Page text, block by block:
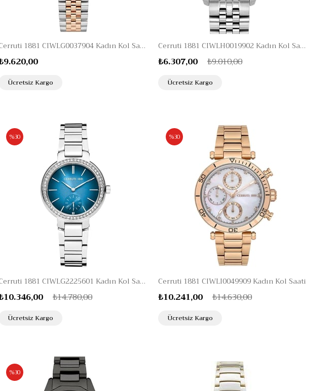
Cerruti 1881 CIWLG0037904 Kadın Kol Saati
Ücretsiz Kargo
Cerruti 1881 CIWLH0019902 Kadın Kol Saati
₺6.307,00 ₺9.010,00
Ücretsiz Kargo
Cerruti 1881 CIWLG2225601 Kadın Kol Saati
₺14.780,00
%30
Ücretsiz Kargo
Cerruti 1881 CIWLI0049909 Kadın Kol Saati
₺10.241,00 ₺14.630,00
%30
Ücretsiz Kargo
%30